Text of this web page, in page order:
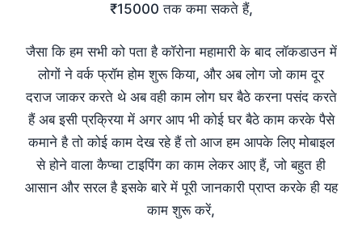
₹15000 तक कमा सकते हैं,
जैसा कि हम सभी को पता है कॉरोना महामारी के बाद लॉकडाउन में
लोगों ने वर्क फ्रॉम होम शुरू किया, और अब लोग जो काम दूर
दराज जाकर करते थे अब वही काम लोग घर बैठे करना पसंद करते
हैं अब इसी प्रक्रिया में अगर आप भी कोई घर बैठे काम करके पैसे
कमाने है तो कोई काम देख रहे हैं तो आज हम आपके लिए मोबाइल
से होने वाला कैप्चा टाइपिंग का काम लेकर आए हैं, जो बहुत ही
आसान और सरल है इसके बारे में पूरी जानकारी प्राप्त करके ही यह
काम शुरू करें,